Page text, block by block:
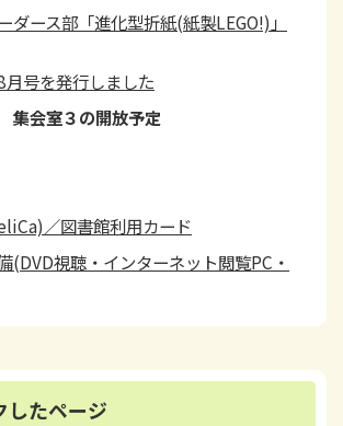
ダース部「進化型折紙(紙製LEGO!)」
月号を発行しました
会室３の開放予定
／図書館利用カード
(DVD視聴・インターネット閲覧PC・
したページ